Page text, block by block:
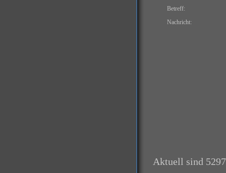
Betreff:
Nachricht:
Aktuell sind